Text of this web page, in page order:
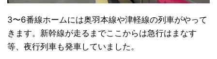
3〜6番線ホームには奥羽本線や津軽線の列車がやって
きます。新幹線が走るまでここからは急行はまなす
等、夜行列車も発車していました。